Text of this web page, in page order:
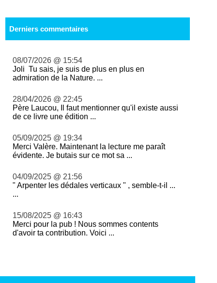
Derniers commentaires
08/07/2026 @ 15:54
Joli Tu sais, je suis de plus en plus en
admiration de la Nature. ...
28/04/2026 @ 22:45
Père Laucou, Il faut mentionner qu'il existe aussi
de ce livre une édition ...
05/09/2025 @ 19:34
Merci Valère. Maintenant la lecture me paraît
évidente. Je butais sur ce mot sa ...
04/09/2025 @ 21:56
" Arpenter les dédales verticaux " , semble-t-il ...
...
15/08/2025 @ 16:43
Merci pour la pub ! Nous sommes contents
d'avoir ta contribution. Voici ...